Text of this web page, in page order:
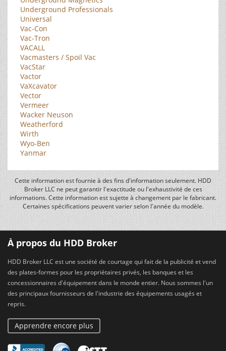
Underground Professionals
Universal
Vac-Con
Vac-Tron
VACALL
Vacmasters / Spoil Vac
VacStar
Vactor
VaXcavator
Vector
Vermeer
Wacker Neuson
Weatherford
Wirth
Wyo-Ben
Yanmar
Cette information est fournie à des fins d'information seulement. HDD
Broker LLC ne peut garantir l'exactitude ou l'exhaustivité de ces
informations. Cette information est sujette à changement par le fabricant.
Certaines spécifications peuvent varier selon l'année du modèle.
À propos du HDD Broker
HDD Broker LLC est une société de courtage qui fait de la publicité et vend
des plates-formes pour les propriétaires privés, les banques et les
concessionnaires d'équipement dans le monde entier. Nous sommes l'un
des principaux fournisseurs de l'industrie des équipements usagés et
repris.
Apprendre encore plus